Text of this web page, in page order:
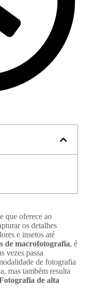
que oferece ao
os detalhes
e insetos até
de macrofotografia, é
vezes passa
de fotografia
mas também resulta
de alta